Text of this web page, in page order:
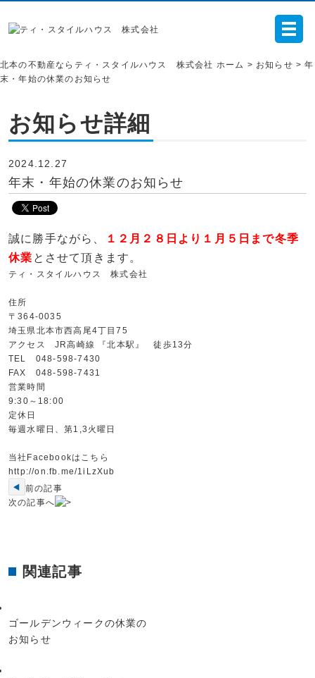
北本の不動産ならティ・スタイルハウス 株式会社 ホーム > お知らせ > 年
末・年始の休業のお知らせ
お知らせ詳細
2024.12.27
年末・年始の休業のお知らせ
誠に勝手ながら、
１２月２８日より１月５日まで冬季
休業 とさせて頂きます。
ティ・スタイルハウス 株式会社
住所
〒364-0035
埼玉県北本市西高尾4丁目75
アクセス JR高崎線 『北本駅』 徒歩13分
TEL 048-598-7430
FAX 048-598-7431
営業時間
9:30～18:00
定休日
毎週水曜日、第1,3火曜日
当社Facebookはこちら
http://on.fb.me/1iLzXub
前の記事
次の記事へ
関連記事
ゴールデンウィークの休業の
お知らせ